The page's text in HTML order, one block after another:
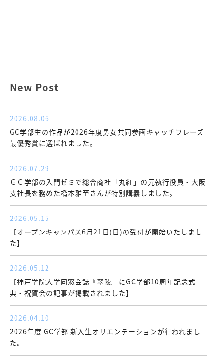
New Post
2026.08.06
GC学部生の作品が2026年度男女共同参画キャッチフレーズ
最優秀賞に選ばれました。
2026.07.29
ＧＣ学部の入門ゼミで総合商社「丸紅」の元執行役員・大阪
支社長を務めた橋本雅至さんが特別講義しました。
2026.05.15
【オープンキャンパス6月21日(日)の受付が開始いたしまし
た】
2026.05.12
【神戸学院大学同窓会誌『翠陵』にGC学部10周年記念式
典・祝賀会の記事が掲載されました】
2026.04.10
2026年度 GC学部 新入生オリエンテーションが行われまし
た。